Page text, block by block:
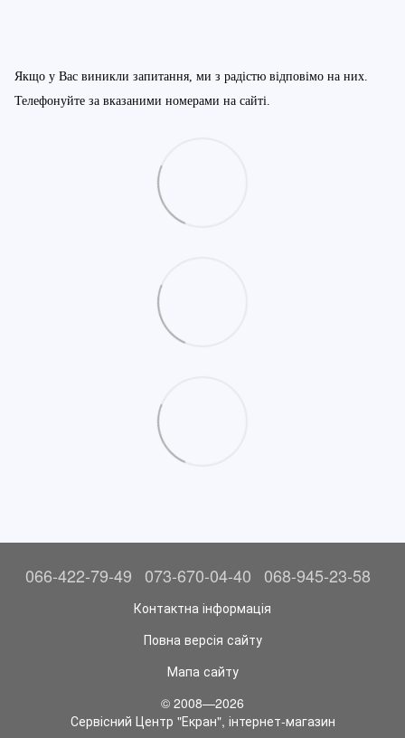
Якщо у Вас виникли запитання, ми з радістю відповімо на них.
Телефонуйте за вказаними номерами на сайті.
066-422-79-49 073-670-04-40 068-945-23-58
Контактна інформація
Повна версія сайту
Мапа сайту
© 2008—2026
Сервісний Центр "Екран", інтернет-магазин